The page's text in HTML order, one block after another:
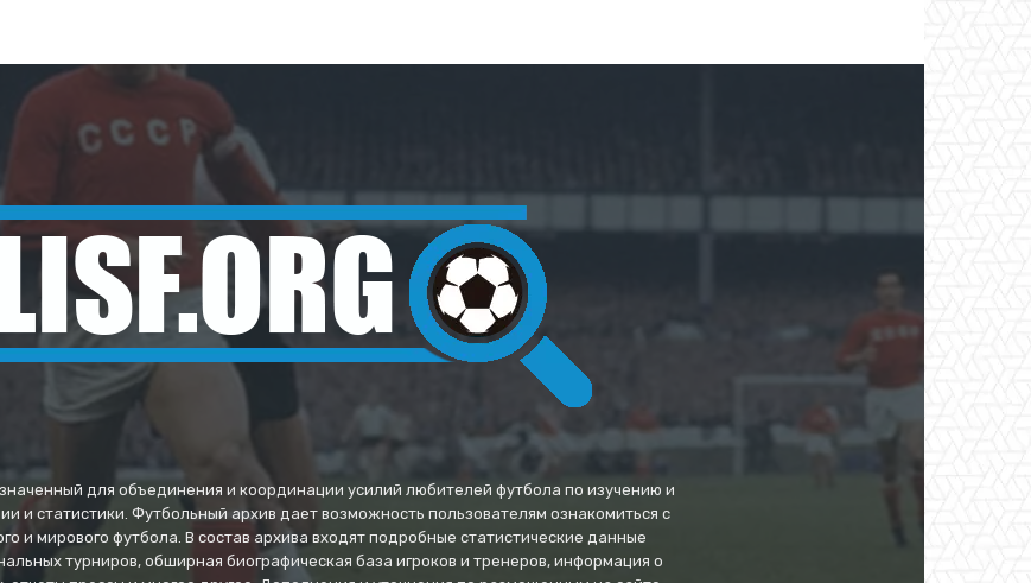
для объединения и координации усилий любителей футбола по изучению и
и статистики. Футбольный архив дает возможность пользователям ознакомиться с
и мирового футбола. В состав архива входят подробные статистические данные
турниров, обширная биографическая база игроков и тренеров, информация о